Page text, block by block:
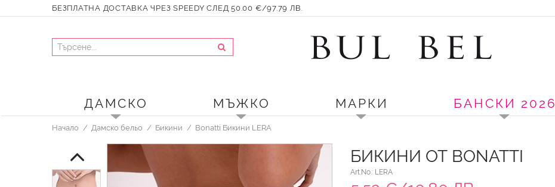
БЕЗПЛАТНА ДОСТАВКА ЧРЕЗ SPEEDY СЛЕД 50.00 €/97.79 ЛВ.
ДАМСКО МЪЖКО МАРКИ БАНСКИ 2026
Начало Дамско бельо Бикини Bonatti Бикини LERA
БИКИНИ ОТ BONATTI
Art.No.: LERA